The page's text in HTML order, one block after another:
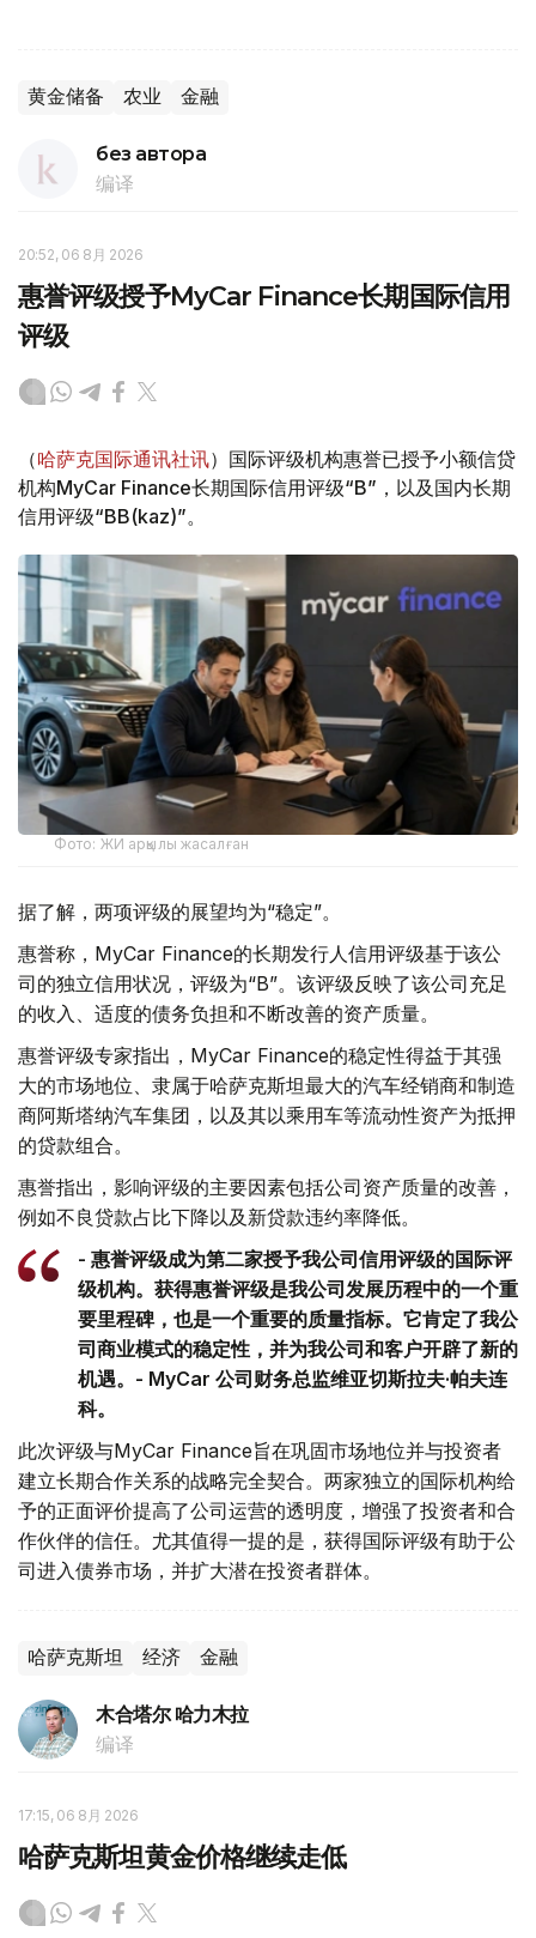
黄金储备 农业 金融
без автора
编译
20:52, 06 8月 2026
惠誉评级授予MyCar Finance长期国际信用
评级
（哈萨克国际通讯社讯）国际评级机构惠誉已授予小额信贷
机构MyCar Finance长期国际信用评级“B”，以及国内长期
信用评级“BB(kaz)”。
Фото: ЖИ арқылы жасалған
据了解，两项评级的展望均为“稳定”。
惠誉称，MyCar Finance的长期发行人信用评级基于该公
司的独立信用状况，评级为“B”。该评级反映了该公司充足
的收入、适度的债务负担和不断改善的资产质量。
惠誉评级专家指出，MyCar Finance的稳定性得益于其强
大的市场地位、隶属于哈萨克斯坦最大的汽车经销商和制造
商阿斯塔纳汽车集团，以及其以乘用车等流动性资产为抵押
的贷款组合。
惠誉指出，影响评级的主要因素包括公司资产质量的改善，
例如不良贷款占比下降以及新贷款违约率降低。
- 惠誉评级成为第二家授予我公司信用评级的国际评
级机构。获得惠誉评级是我公司发展历程中的一个重
要里程碑，也是一个重要的质量指标。它肯定了我公
司商业模式的稳定性，并为我公司和客户开辟了新的
机遇。- MyCar 公司财务总监维亚切斯拉夫·帕夫连
科。
此次评级与MyCar Finance旨在巩固市场地位并与投资者
建立长期合作关系的战略完全契合。两家独立的国际机构给
予的正面评价提高了公司运营的透明度，增强了投资者和合
作伙伴的信任。尤其值得一提的是，获得国际评级有助于公
司进入债券市场，并扩大潜在投资者群体。
哈萨克斯坦 经济 金融
木合塔尔 哈力木拉
编译
17:15, 06 8月 2026
哈萨克斯坦黄金价格继续走低